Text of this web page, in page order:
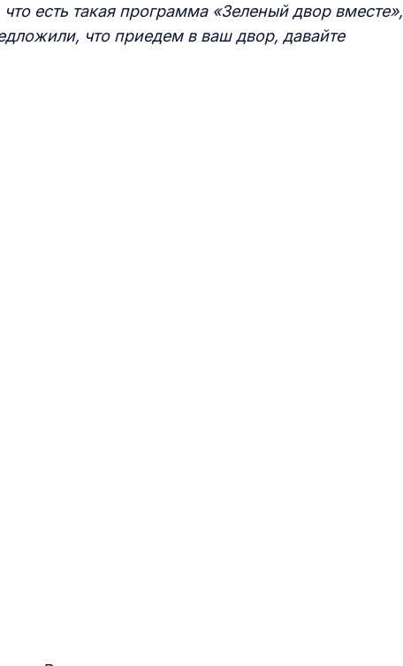
есть такая программа «Зеленый двор вместе»,
что приедем в ваш двор, давайте